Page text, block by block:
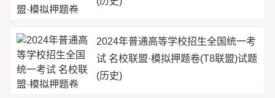
2024年普通高等学校招生全国统一考
试 名校联盟·模拟押题卷(T8联盟)试题
(历史)